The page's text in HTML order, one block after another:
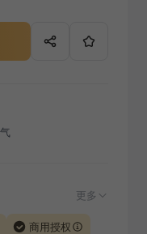
更多
商用授权